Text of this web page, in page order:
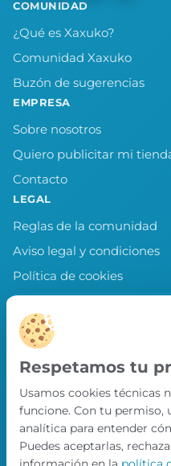
COMUNIDAD
¿Qué es Xaxuko?
Comunidad Xaxuko
Buzón de sugerencias
EMPRESA
Sobre nosotros
Quiero publicitar mi
Contacto
LEGAL
Reglas de la comunidad
Aviso legal y condiciones
Política de cookies
Política de privacidad
Preferencias de cookies
LLEVA XAXUKO
Chollos, misiones y
nuestra APP.
PRÓXIMAMENTE EN
App Store
Respetamos tu
Usamos cookies técnicas
funcione. Con tu permiso,
analítica para entender
Puedes aceptarlas,